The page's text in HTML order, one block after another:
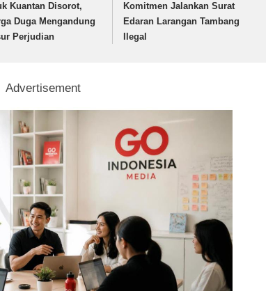
Kuantan Disorot,
Duga Mengandung
Perjudian
Komitmen Jalankan Surat
Edaran Larangan Tambang
Ilegal
Advertisement